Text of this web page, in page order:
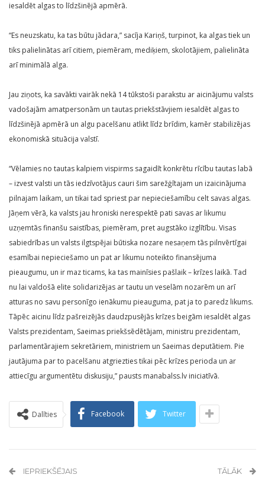
iesaldēt algas to līdzšinējā apmērā.
“Es neuzskatu, ka tas būtu jādara,” sacīja Kariņš, turpinot, ka algas tiek un
tiks palielinātas arī citiem, piemēram, mediķiem, skolotājiem, palielināta
arī minimālā alga.
Jau ziņots, ka savākti vairāk nekā 14 tūkstoši parakstu ar aicinājumu valsts
vadošajām amatpersonām un tautas priekšstāvjiem iesaldēt algas to
līdzšinējā apmērā un algu pacelšanu atlikt līdz brīdim, kamēr stabilizējas
ekonomiskā situācija valstī.
“Vēlamies no tautas kalpiem vispirms sagaidīt konkrētu rīcību tautas labā
– izvest valsti un tās iedzīvotājus cauri šim sarežģītajam un izaicinājuma
pilnajam laikam, un tikai tad spriest par nepieciešamību celt savas algas.
Jāņem vērā, ka valsts jau hroniski nerespektē pati savas ar likumu
uzņemtās finanšu saistības, piemēram, pret augstāko izglītību. Visas
sabiedrības un valsts ilgtspējai būtiska nozare nesaņem tās pilnvērtīgai
esamībai nepieciešamo un pat ar likumu noteikto finansējuma
pieaugumu, un ir maz ticams, ka tas mainīsies pašlaik – krīzes laikā. Tad
nu lai valdošā elite solidarizējas ar tautu un veselām nozarēm un arī
atturas no savu personīgo ienākumu pieauguma, pat ja to paredz likums.
Tāpēc aicinu līdz pašreizējās daudzpusējās krīzes beigām iesaldēt algas
Valsts prezidentam, Saeimas priekšsēdētājam, ministru prezidentam,
parlamentārajiem sekretāriem, ministriem un Saeimas deputātiem. Pie
jautājuma par to pacelšanu atgriezties tikai pēc krīzes perioda un ar
attiecīgu argumentētu diskusiju,” pausts manabalss.lv iniciatīvā.
Dalīties Facebook Twitter
IEPRIEKŠĒJAIS TĀLĀK